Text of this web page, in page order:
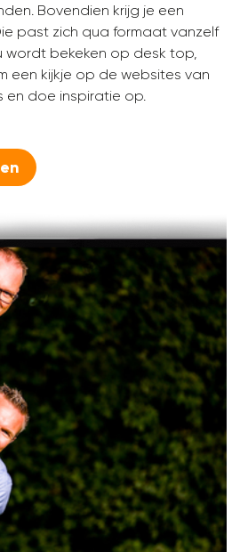
Bovendien krijg je een
past zich qua formaat vanzelf
wordt bekeken op desk top,
een kijkje op de websites van
doe inspiratie op.